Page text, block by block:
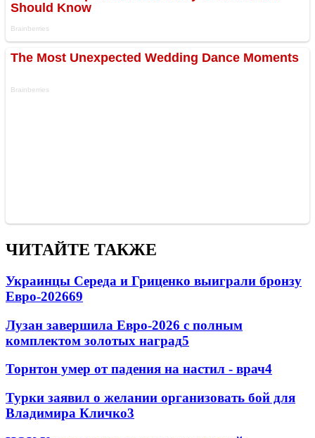
ЧИТАЙТЕ ТАКЖЕ
Украинцы Середа и Гриценко выиграли бронзу
Евро-202669
Лузан завершила Евро-2026 с полным
комплектом золотых наград5
Торнтон умер от падения на настил - врач4
Турки заявил о желании организовать бой для
Владимира Кличко3